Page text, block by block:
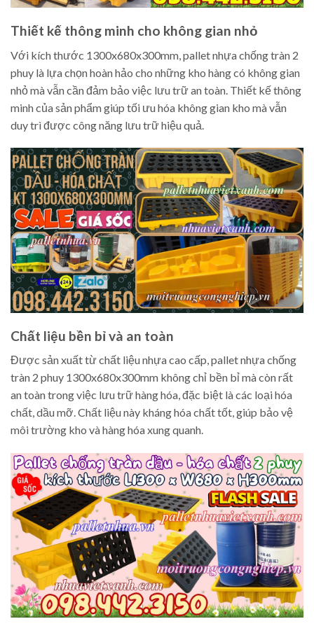
Thiết kế thông minh cho không gian nhỏ
Với kích thước 1300x680x300mm, pallet nhựa chống tràn 2
phuy là lựa chọn hoàn hảo cho những kho hàng có không gian
nhỏ mà vẫn cần đảm bảo việc lưu trữ an toàn. Thiết kế thông
minh của sản phẩm giúp tối ưu hóa không gian kho mà vẫn
duy trì được công năng lưu trữ hiệu quả.
Chất liệu bền bỉ và an toàn
Được sản xuất từ chất liệu nhựa cao cấp, pallet nhựa chống
tràn 2 phuy 1300x680x300mm không chỉ bền bỉ mà còn rất
an toàn trong việc lưu trữ hàng hóa, đặc biệt là các loại hóa
chất, dầu mỡ. Chất liệu này kháng hóa chất tốt, giúp bảo vệ
môi trường kho và hàng hóa xung quanh.